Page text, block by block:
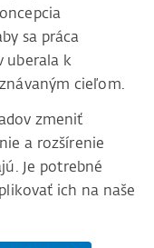
sa práca
uberala k
cieľom.
zmeniť
a rozšírenie
Je potrebné
ich na naše